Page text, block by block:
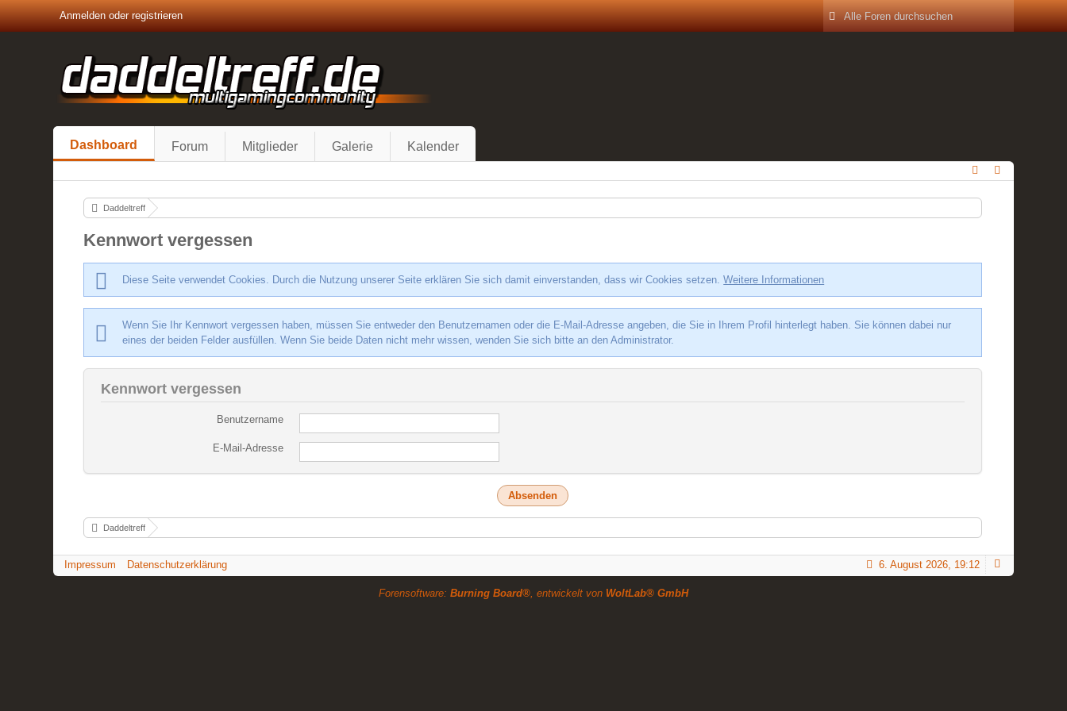
Anmelden oder registrieren
Dashboard Forum Mitglieder Galerie Kalender
Daddeltreff
Kennwort vergessen
Diese Seite verwendet Cookies. Durch die Nutzung unserer Seite erklären Sie sich damit einverstanden, dass wir Cookies setzen.Weitere Informationen
Wenn Sie Ihr Kennwort vergessen haben, müssen Sie entweder den Benutzernamen oder die E-Mail-Adresse angeben, die Sie in Ihrem Profil hinterlegt haben. Sie können dabei nur
eines der beiden Felder ausfüllen. Wenn Sie beide Daten nicht mehr wissen, wenden Sie sich bitte an den Administrator.
Kennwort vergessen
Benutzername
E-Mail-Adresse
Daddeltreff
Impressum Datenschutzerklärung 6. August 2026, 19:12
Forensoftware: Burning Board®, entwickelt von WoltLab® GmbH